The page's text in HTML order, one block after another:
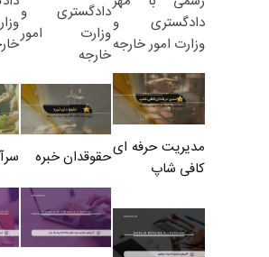
دادگستری و
وزارت امور خارجه
دادگستری و
وزارت امور
خارجه
مدیریت حرفه ای
کافی شاپ
حقوقدان خبره